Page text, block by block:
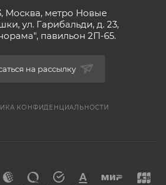
Москва, метро Новые
ул. Гарибальди, д. 23,
павильон 2П-65.
на рассылку
КОНФИДЕНЦИАЛЬНОСТИ